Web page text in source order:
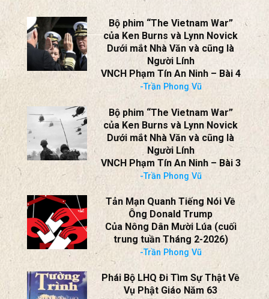
Truyền Thông Việt Hải Ngoại Có
Đang Chọn Lọc Sự Thật?
-Trần Phong Vũ
Bộ phim “The Vietnam War”
của Ken Burns và Lynn Novick
Dưới mắt Nhà Văn và cũng là
Người Lính
VNCH Phạm Tín An Ninh – Bài 4
-Trần Phong Vũ
Bộ phim “The Vietnam War”
của Ken Burns và Lynn Novick
Dưới mắt Nhà Văn và cũng là
Người Lính
VNCH Phạm Tín An Ninh – Bài 3
-Trần Phong Vũ
Tản Mạn Quanh Tiếng Nói Về
Ông Donald Trump
Của Nông Dân Mười Lúa (cuối
trung tuần Tháng 2-2026)